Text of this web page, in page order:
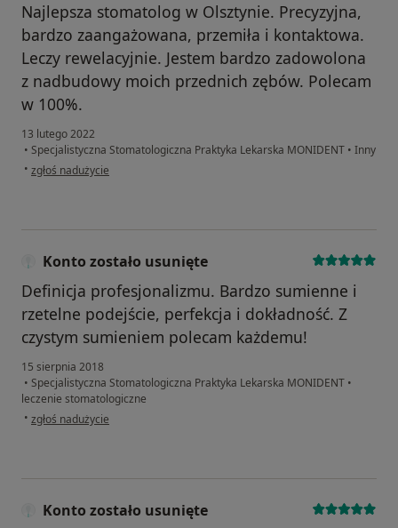
Najlepsza stomatolog w Olsztynie. Precyzyjna,
bardzo zaangażowana, przemiła i kontaktowa.
Leczy rewelacyjnie. Jestem bardzo zadowolona
z nadbudowy moich przednich zębów. Polecam
w 100%.
13 lutego 2022
• Specjalistyczna Stomatologiczna Praktyka Lekarska MONIDENT • Inny
• w opinii użytkownika Ewa
zgłoś nadużycie
Konto zostało usunięte
Definicja profesjonalizmu. Bardzo sumienne i
rzetelne podejście, perfekcja i dokładność. Z
czystym sumieniem polecam każdemu!
15 sierpnia 2018
• Specjalistyczna Stomatologiczna Praktyka Lekarska MONIDENT •
leczenie stomatologiczne
• w opinii użytkownika Konto zostało usunięte
zgłoś nadużycie
Konto zostało usunięte